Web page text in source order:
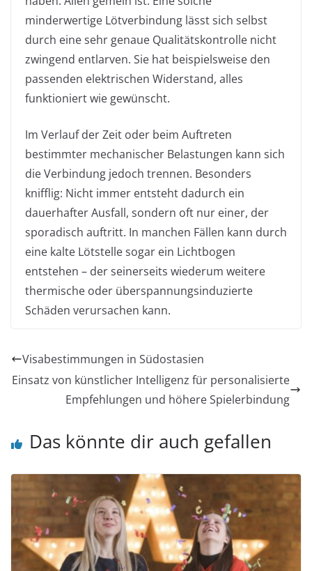
minderwertige Lötverbindung lässt sich selbst
durch eine sehr genaue Qualitätskontrolle nicht
zwingend entlarven. Sie hat beispielsweise den
passenden elektrischen Widerstand, alles
funktioniert wie gewünscht.
Im Verlauf der Zeit oder beim Auftreten
bestimmter mechanischer Belastungen kann sich
die Verbindung jedoch trennen. Besonders
knifflig: Nicht immer entsteht dadurch ein
dauerhafter Ausfall, sondern oft nur einer, der
sporadisch auftritt. In manchen Fällen kann durch
eine kalte Lötstelle sogar ein Lichtbogen
entstehen – der seinerseits wiederum weitere
thermische oder überspannungsinduzierte
Schäden verursachen kann.
Visabestimmungen in Südostasien
Einsatz von künstlicher Intelligenz für personalisierte
Empfehlungen und höhere Spielerbindung
Das könnte dir auch gefallen